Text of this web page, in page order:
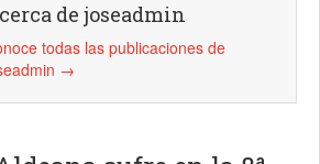
de joseadmin
todas las publicaciones de
→